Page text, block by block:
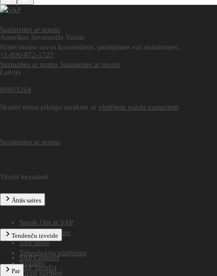
Sazinieties ar mums
Sūtiet mums savus komentārus, jautājumus vai atsauksmes.
Sazināties ar mums Sazinieties ar mums
Amerikas Savienotās Valstis
+1-800-872-1727
Latvija
80003264
Skatiet mūsu pilnīgo sarakstu ar vietējiem valstu numuriem
Sazinieties ar mums
Tērzēt bezsaistē
Ātrās saites
Speak Out at SAP
SAP Trust Center
SAP Store
Tehnoloģiju platforma
Nozares
Atrast partneri
Tendenču izveide
SAP Connect
SAP TechEd
Par